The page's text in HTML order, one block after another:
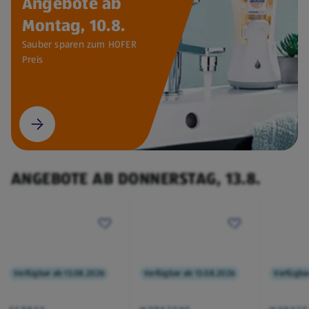
Montag, 10.8.
Sauber sparen zum HOFER
Preis
ANGEBOTE AB DONNERSTAG, 13.8.
Verfügbar ab 13.08.2026 Verfügbar ab 13.08.2026